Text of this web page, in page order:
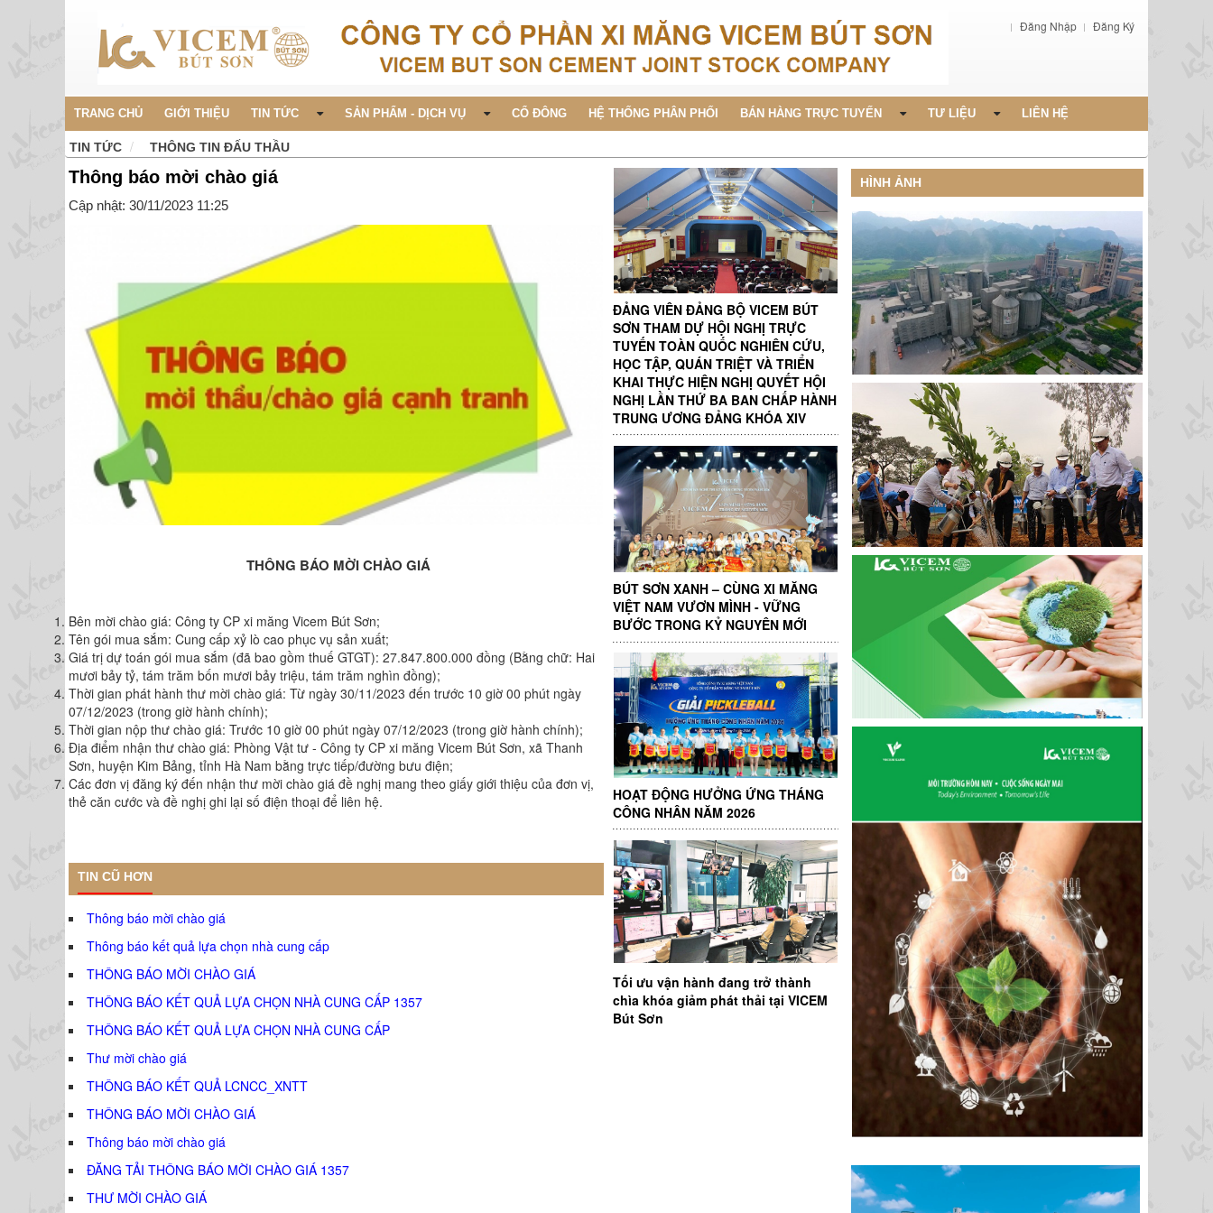
Đăng Nhập Đăng Ký
TRANG CHỦ GIỚI THIỆU TIN TỨC SẢN PHẨM - DỊCH VỤ CỔ ĐÔNG HỆ THỐNG PHÂN PHỐI BÁN HÀNG TRỰC TUYẾN TƯ LIỆU LIÊN HỆ
TIN TỨC THÔNG TIN ĐẤU THẦU
Thông báo mời chào giá
Cập nhật: 30/11/2023 11:25
THÔNG BÁO MỜI CHÀO GIÁ
Bên mời chào giá: Công ty CP xi măng Vicem Bút Sơn;
Tên gói mua sắm: Cung cấp xỷ lò cao phục vụ sản xuất;
Giá trị dự toán gói mua sắm (đã bao gồm thuế GTGT): 27.847.800.000 đồng (Bằng chữ: Hai
mươi bảy tỷ, tám trăm bốn mươi bảy triệu, tám trăm nghìn đồng);
Thời gian phát hành thư mời chào giá: Từ ngày 30/11/2023 đến trước 10 giờ 00 phút ngày
07/12/2023 (trong giờ hành chính);
Thời gian nộp thư chào giá: Trước 10 giờ 00 phút ngày 07/12/2023 (trong giờ hành chính);
Địa điểm nhận thư chào giá: Phòng Vật tư - Công ty CP xi măng Vicem Bút Sơn, xã Thanh
Sơn, huyện Kim Bảng, tỉnh Hà Nam bằng trực tiếp/đường bưu điện;
Các đơn vị đăng ký đến nhận thư mời chào giá đề nghị mang theo giấy giới thiệu của đơn vị,
thẻ căn cước và đề nghị ghi lại số điện thoại để liên hệ.
TIN CŨ HƠN
Thông báo mời chào giá
Thông báo kết quả lựa chọn nhà cung cấp
THÔNG BÁO MỜI CHÀO GIÁ
THÔNG BÁO KẾT QUẢ LỰA CHỌN NHÀ CUNG CẤP 1357
THÔNG BÁO KẾT QUẢ LỰA CHỌN NHÀ CUNG CẤP
Thư mời chào giá
THÔNG BÁO KẾT QUẢ LCNCC_XNTT
THÔNG BÁO MỜI CHÀO GIÁ
Thông báo mời chào giá
ĐĂNG TẢI THÔNG BÁO MỜI CHÀO GIÁ 1357
THƯ MỜI CHÀO GIÁ
ĐẢNG VIÊN ĐẢNG BỘ VICEM BÚT
SƠN THAM DỰ HỘI NGHỊ TRỰC
TUYẾN TOÀN QUỐC NGHIÊN CỨU,
HỌC TẬP, QUÁN TRIỆT VÀ TRIỂN
KHAI THỰC HIỆN NGHỊ QUYẾT HỘI
NGHỊ LẦN THỨ BA BAN CHẤP HÀNH
TRUNG ƯƠNG ĐẢNG KHÓA XIV
BÚT SƠN XANH – CÙNG XI MĂNG
VIỆT NAM VƯƠN MÌNH - VỮNG
BƯỚC TRONG KỶ NGUYÊN MỚI
HOẠT ĐỘNG HƯỞNG ỨNG THÁNG
CÔNG NHÂN NĂM 2026
Tối ưu vận hành đang trở thành
chìa khóa giảm phát thải tại VICEM
Bút Sơn
HÌNH ẢNH